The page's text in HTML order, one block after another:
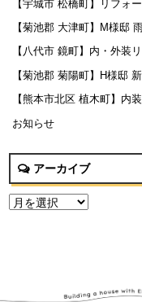
【宇城市 松橋町】リフォ
【菊池郡 大津町】M様邸
【八代市 鏡町】内・外装
【菊池郡 菊陽町】H様邸
【熊本市北区 植木町】内
お知らせ
アーカイブ